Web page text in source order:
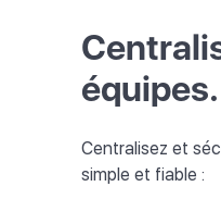
équipes.
Centralisez et
simple et fiable :